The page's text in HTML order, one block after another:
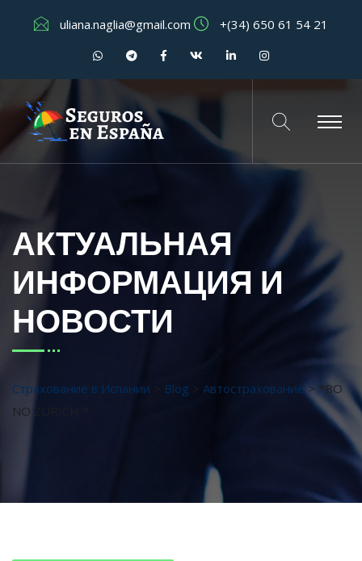
uliana.naglia@gmail.com +(34) 650 61 54 21
АКТУАЛЬНАЯ
ИНФОРМАЦИЯ И
НОВОСТИ
Страхование в Испании Blog Автострахование > *BO
NO ZURICH *